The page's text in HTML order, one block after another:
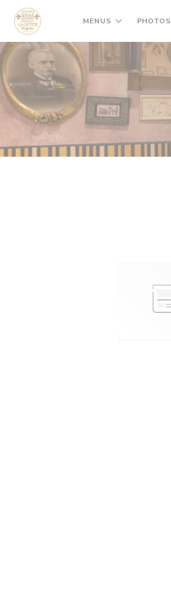
Personalizing your cookie choices
MENUS PHOTOS